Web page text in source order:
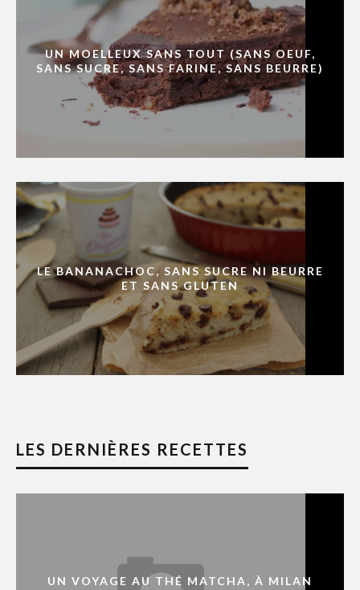
UN MOELLEUX SANS TOUT (SANS OEUF,
SANS SUCRE, SANS FARINE, SANS BEURRE)
LE BANANACHOC, SANS SUCRE NI BEURRE
ET SANS GLUTEN
LES DERNIÈRES RECETTES
UN VOYAGE AU THÉ MATCHA, À MILAN